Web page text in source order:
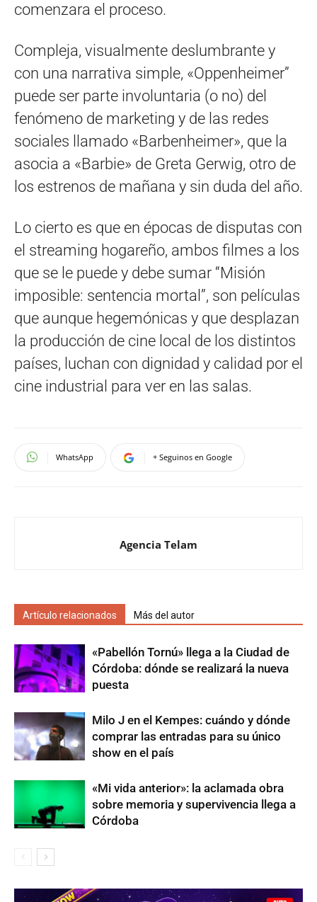
comenzara el proceso.
Compleja, visualmente deslumbrante y
con una narrativa simple, «Oppenheimer”
puede ser parte involuntaria (o no) del
fenómeno de marketing y de las redes
sociales llamado «Barbenheimer», que la
asocia a «Barbie» de Greta Gerwig, otro de
los estrenos de mañana y sin duda del año.
Lo cierto es que en épocas de disputas con
el streaming hogareño, ambos filmes a los
que se le puede y debe sumar “Misión
imposible: sentencia mortal”, son películas
que aunque hegemónicas y que desplazan
la producción de cine local de los distintos
países, luchan con dignidad y calidad por el
cine industrial para ver en las salas.
WhatsApp + Seguinos en Google
Agencia Telam
Artículo relacionados Más del autor
«Pabellón Tornú» llega a la Ciudad de
Córdoba: dónde se realizará la nueva
puesta
Milo J en el Kempes: cuándo y dónde
comprar las entradas para su único
show en el país
«Mi vida anterior»: la aclamada obra
sobre memoria y supervivencia llega a
Córdoba